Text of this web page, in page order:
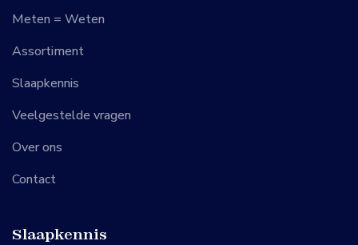
Meten = Weten
Assortiment
Slaapkennis
Veelgestelde vragen
Over ons
Contact
Slaapkennis